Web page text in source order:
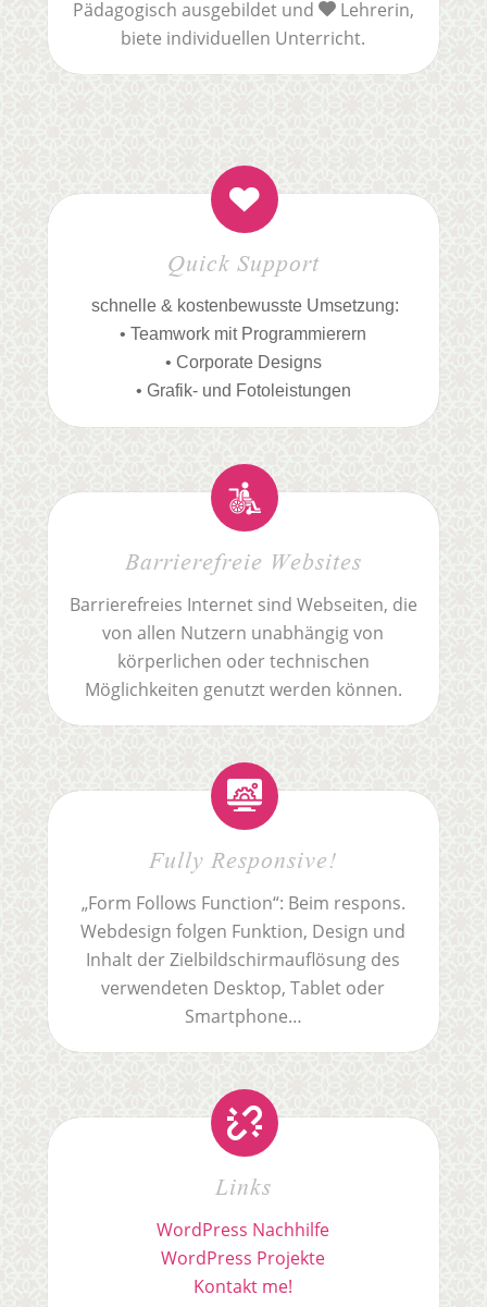
Pädagogisch ausgebildet und
Lehrerin,
biete individuellen Unterricht.
Quick Support
schnelle & kostenbewusste Umsetzung:
• Teamwork mit Programmierern
• Corporate Designs
• Grafik- und Fotoleistungen
Barrierefreie Websites
Barrierefreies Internet sind Webseiten, die
von allen Nutzern unabhängig von
körperlichen oder technischen
Möglichkeiten genutzt werden können.
Fully Responsive!
„Form Follows Function“: Beim respons.
Webdesign folgen Funktion, Design und
Inhalt der Zielbildschirmauflösung des
verwendeten Desktop, Tablet oder
Smartphone…
Links
WordPress Nachhilfe
WordPress Projekte
Kontakt me!